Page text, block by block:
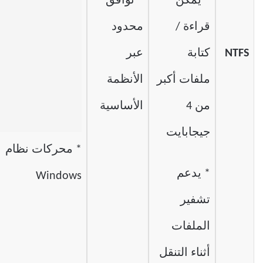
NTFS
قراءة /
كتابة
ملفات أكبر
من 4
جيجابايت
* يدعم
تشفير
الملفات
أثناء التنقل
محدود
عبر
الأنظمة
الأساسية
* محركات نظام
Windows